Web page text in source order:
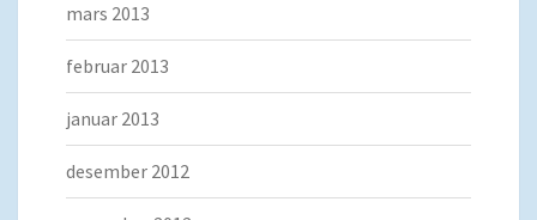
mars 2013
februar 2013
januar 2013
desember 2012